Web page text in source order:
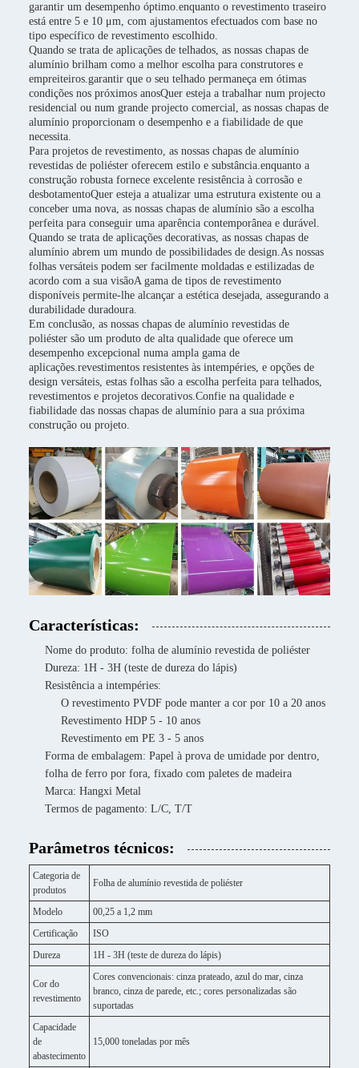
garantir um desempenho óptimo.enquanto o revestimento traseiro
está entre 5 e 10 μm, com ajustamentos efectuados com base no
tipo específico de revestimento escolhido.
Quando se trata de aplicações de telhados, as nossas chapas de
alumínio brilham como a melhor escolha para construtores e
empreiteiros.garantir que o seu telhado permaneça em ótimas
condições nos próximos anosQuer esteja a trabalhar num projecto
residencial ou num grande projecto comercial, as nossas chapas de
alumínio proporcionam o desempenho e a fiabilidade de que
necessita.
Para projetos de revestimento, as nossas chapas de alumínio
revestidas de poliéster oferecem estilo e substância.enquanto a
construção robusta fornece excelente resistência à corrosão e
desbotamentoQuer esteja a atualizar uma estrutura existente ou a
conceber uma nova, as nossas chapas de alumínio são a escolha
perfeita para conseguir uma aparência contemporânea e durável.
Quando se trata de aplicações decorativas, as nossas chapas de
alumínio abrem um mundo de possibilidades de design.As nossas
folhas versáteis podem ser facilmente moldadas e estilizadas de
acordo com a sua visãoA gama de tipos de revestimento
disponíveis permite-lhe alcançar a estética desejada, assegurando a
durabilidade duradoura.
Em conclusão, as nossas chapas de alumínio revestidas de
poliéster são um produto de alta qualidade que oferece um
desempenho excepcional numa ampla gama de
aplicações.revestimentos resistentes às intempéries, e opções de
design versáteis, estas folhas são a escolha perfeita para telhados,
revestimentos e projetos decorativos.Confie na qualidade e
fiabilidade das nossas chapas de alumínio para a sua próxima
construção ou projeto.
Características:
Nome do produto: folha de alumínio revestida de poliéster
Dureza: 1H - 3H (teste de dureza do lápis)
Resistência a intempéries:
O revestimento PVDF pode manter a cor por 10 a 20 anos
Revestimento HDP 5 - 10 anos
Revestimento em PE 3 - 5 anos
Forma de embalagem: Papel à prova de umidade por dentro,
folha de ferro por fora, fixado com paletes de madeira
Marca: Hangxi Metal
Termos de pagamento: L/C, T/T
Parâmetros técnicos:
Categoria de
produtos
Folha de alumínio revestida de poliéster
Modelo
00,25 a 1,2 mm
Certificação
ISO
Dureza
1H - 3H (teste de dureza do lápis)
Cor do
revestimento
Cores convencionais: cinza prateado, azul do mar, cinza
branco, cinza de parede, etc.; cores personalizadas são
suportadas
Capacidade
de
abastecimento
15,000 toneladas por mês